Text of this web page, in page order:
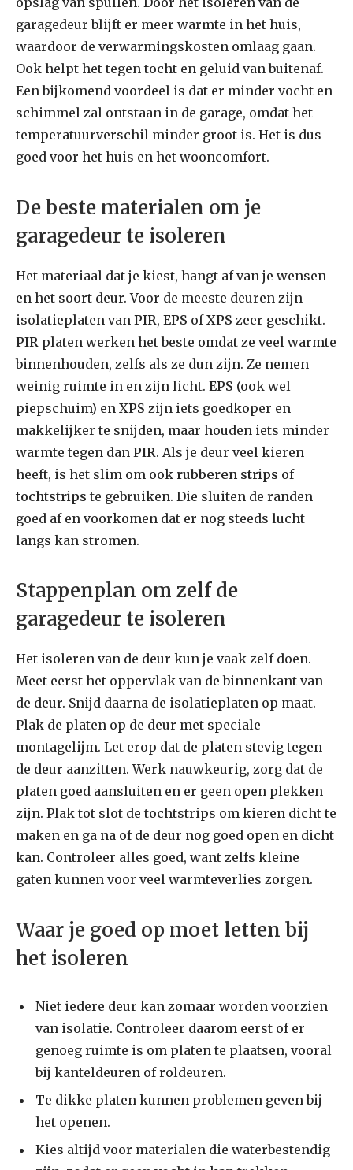
garagedeur blijft er meer warmte in het huis,
waardoor de verwarmingskosten omlaag gaan.
Ook helpt het tegen tocht en geluid van buitenaf.
Een bijkomend voordeel is dat er minder vocht en
schimmel zal ontstaan in de garage, omdat het
temperatuurverschil minder groot is. Het is dus
goed voor het huis en het wooncomfort.
De beste materialen om je
garagedeur te isoleren
Het materiaal dat je kiest, hangt af van je wensen
en het soort deur. Voor de meeste deuren zijn
isolatieplaten van PIR, EPS ofXPS zeer geschikt.
PIR platen werken het beste omdat ze veel warmte
binnenhouden, zelfs als ze dun zijn. Ze nemen
weinig ruimte in en zijn licht. EPS (ook wel
piepschuim) en XPS zijn iets goedkoper en
makkelijker te snijden, maar houden iets minder
warmte tegen dan PIR. Als je deur veel kieren
heeft, is het slim om ook rubberen strips of
tochtstrips te gebruiken. Die sluiten de randen
goed af en voorkomen dat er nog steeds lucht
langs kan stromen.
Stappenplan om zelf de
garagedeur te isoleren
Het isoleren van de deur kun je vaak zelf doen.
Meet eerst het oppervlak van de binnenkant van
de deur. Snijd daarna de isolatieplaten op maat.
Plak de platen op de deur met speciale
montagelijm. Let erop dat de platen stevig tegen
de deur aanzitten. Werk nauwkeurig, zorg dat de
platen goed aansluiten en er geen open plekken
zijn. Plak tot slot de tochtstrips om kieren dicht te
maken en ga na of de deur nog goed open en dicht
kan. Controleer alles goed, want zelfs kleine
gaten kunnen voor veel warmteverlies zorgen.
Waar je goed op moet letten bij
het isoleren
Niet iedere deur kan zomaar worden voorzien
van isolatie. Controleer daarom eerst of er
genoeg ruimte is om platen te plaatsen, vooral
bij kanteldeuren of roldeuren.
Te dikke platen kunnen problemen geven bij
het openen.
Kies altijd voor materialen die waterbestendig